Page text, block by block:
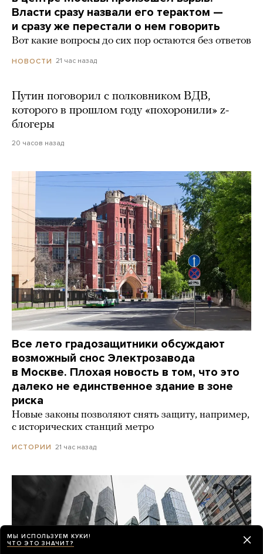
Власти сразу назвали его терактом —
и сразу же перестали о нем говорить
Вот какие вопросы до сих пор остаются без ответов
НОВОСТИ 21 час назад
Путин поговорил с полковником ВДВ,
которого в прошлом году «похоронили» z-
блогеры
20 часов назад
Все лето градозащитники обсуждают
возможный снос Электрозавода
в Москве. Плохая новость в том, что это
далеко не единственное здание в зоне
риска
Новые законы позволяют снять защиту, например,
с исторических станций метро
ИСТОРИИ 21 час назад
МЫ ИСПОЛЬЗУЕМ КУКИ!
ЧТО ЭТО ЗНАЧИТ?